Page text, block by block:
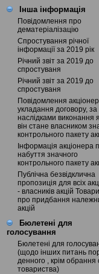
Інша інформація
Повідомлення про
дематеріалізацію
Спростування річної
інформації за 2019 рік
Річний звіт за 2019 до
спростуваня
Річний звіт за 2019 до
спростуваня
Повідомлення
укладання договору, за
наслідками виконання
він стане власником
контрольного пакету
Інформація акціонера
набуття значного
контрольного пакету
Публічна безвідклична
пропозиція для всіх
- власників акцій
про придбання
акцій
Бюлетені для
голосування
Бюлетені для
(щодо інших питань
денного , крім обрання
товариства)